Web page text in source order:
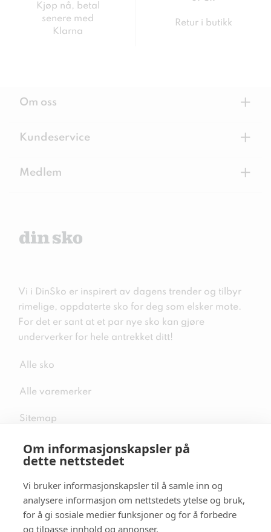
Om informasjonskapsler på
dette nettstedet
Vi bruker informasjonskapsler til å samle inn og
analysere informasjon om nettstedets ytelse og bruk,
for å gi sosiale medier funksjoner og for å forbedre
og tilpasse innhold og annonser.
Kjøp nå, betal
senere med
Klarna
Retur i butikk
Om oss +
Kundeservice +
Medlem +
Vi i DinSko er inspirert av dagens trender og tilbyr
rimelige, oppdaterte sko for deg som elsker mote.
For det er sant at et par nye sko kan gjøre
underverker for hele antrekket ditt!
Alle sko
Alle varemerker
Sitemap
Følg oss i sosiale medier